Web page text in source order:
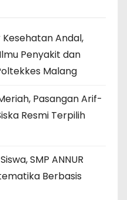
Andal,
Penyakit dan
Malang
Pasangan Arif-
Resmi Terpilih
SMP ANNUR
Berbasis